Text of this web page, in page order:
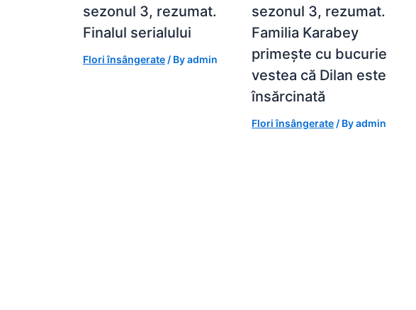
sezonul 3, rezumat.
Finalul serialului
Flori însângerate / Byadmin
sezonul 3, rezumat.
Familia Karabey
primește cu bucurie
vestea că Dilan este
însărcinată
Flori însângerate / Byadmin